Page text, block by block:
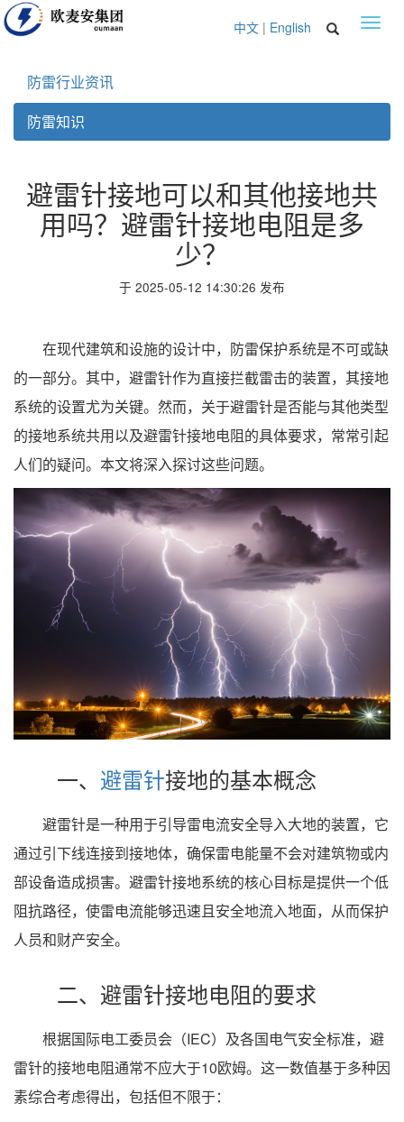
中文 | English
防雷行业资讯
防雷知识
避雷针接地可以和其他接地共
用吗？避雷针接地电阻是多
少？
于 2025-05-12 14:30:26 发布
在现代建筑和设施的设计中，防雷保护系统是不可或缺
的一部分。其中，避雷针作为直接拦截雷击的装置，其接地
系统的设置尤为关键。然而，关于避雷针是否能与其他类型
的接地系统共用以及避雷针接地电阻的具体要求，常常引起
人们的疑问。本文将深入探讨这些问题。
一、 避雷针接地的基本概念
避雷针是一种用于引导雷电流安全导入大地的装置，它
通过引下线连接到接地体，确保雷电能量不会对建筑物或内
部设备造成损害。避雷针接地系统的核心目标是提供一个低
阻抗路径，使雷电流能够迅速且安全地流入地面，从而保护
人员和财产安全。
二、避雷针接地电阻的要求
根据国际电工委员会（IEC）及各国电气安全标准，避
雷针的接地电阻通常不应大于10欧姆。这一数值基于多种因
素综合考虑得出，包括但不限于：